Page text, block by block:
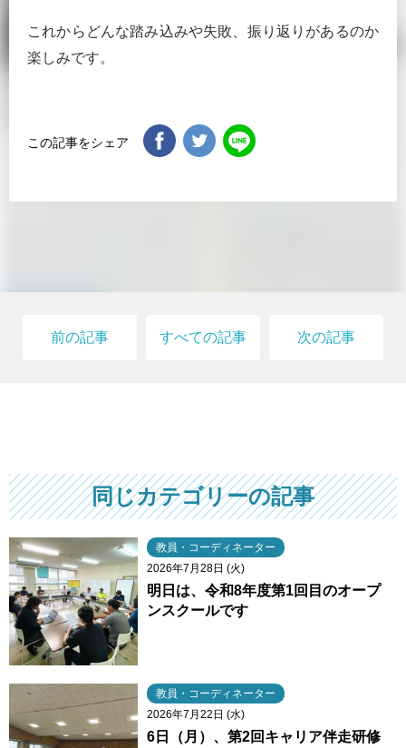
これからどんな踏み込みや失敗、振り返りがあるのか
楽しみです。
この記事をシェア
前の記事 すべての記事 次の記事
同じカテゴリーの記事
教員・コーディネーター
2026年7月28日 (火)
明日は、令和8年度第1回目のオープ
ンスクールです
教員・コーディネーター
2026年7月22日 (水)
6日（月）、第2回キャリア伴走研修